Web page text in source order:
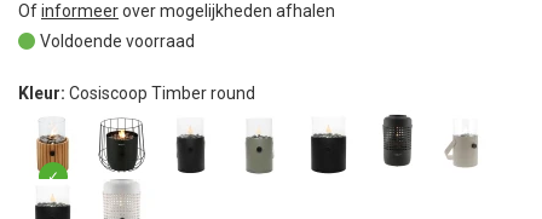
Ofinformeerover mogelijkheden afhalen
Voldoende voorraad
Kleur: Cosiscoop Timber round